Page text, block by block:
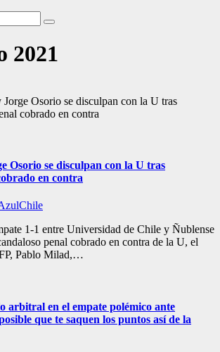
2021
Osorio se disculpan con la U tras
cobrado en contra
Osorio se disculpan con la U tras
en contra
1-1 entre Universidad de Chile y Ñublense
penal cobrado en contra de la U, el
Pablo Milad,…
arbitral en el empate polémico ante
que te saquen los puntos así de la